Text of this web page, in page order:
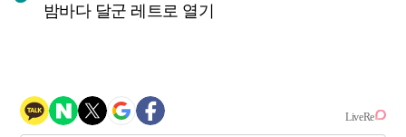
밤바다 달군 레트로 열기